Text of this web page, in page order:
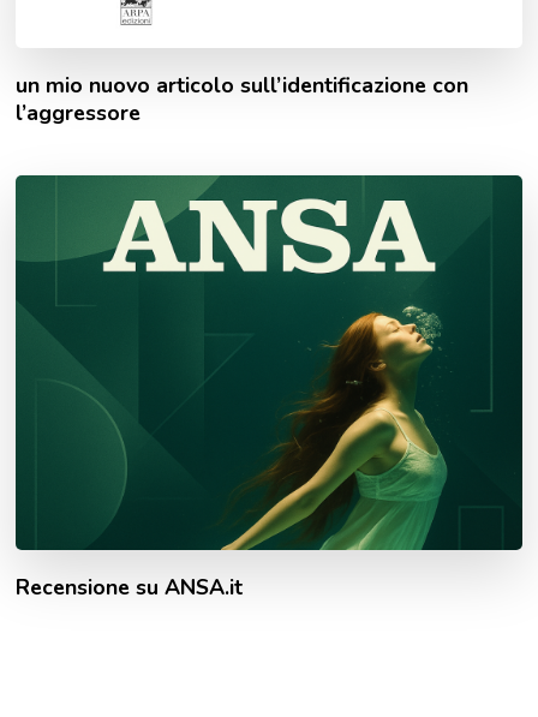
un mio nuovo articolo sull’identificazione con
l’aggressore
Recensione su ANSA.it